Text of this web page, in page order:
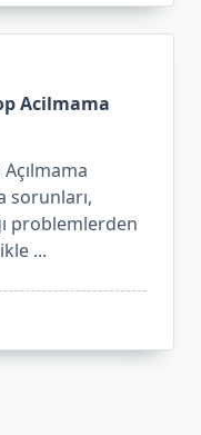
Acilmama
sorunları,
problemlerden
...